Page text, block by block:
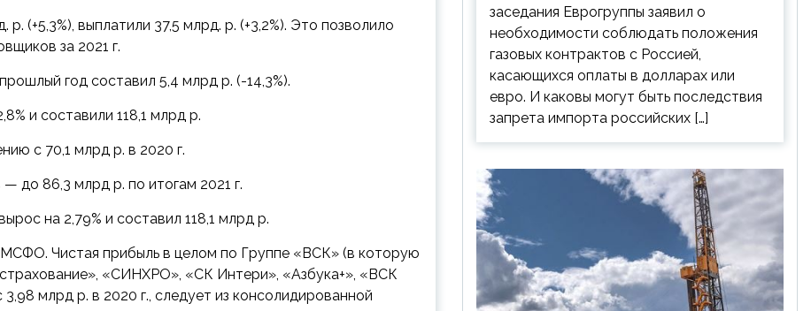
(+5,3%), выплатили 37,5 млрд. р. (+3,2%). Это позволило
за 2021 г.
год составил 5,4 млрд р. (-14,3%).
и составили 118,1 млрд р.
с 70,1 млрд р. в 2020 г.
до 86,3 млрд р. по итогам 2021 г.
на 2,79% и составил 118,1 млрд р.
Чистая прибыль в целом по Группе «ВСК» (в которую
«СИНХРО», «СК Интери», «Азбука+», «ВСК
млрд р. в 2020 г., следует из консолидированной
заседания Еврогруппы заявил о
необходимости соблюдать положения
газовых контрактов с Россией,
касающихся оплаты в долларах или
евро. И каковы могут быть последствия
запрета импорта российских […]